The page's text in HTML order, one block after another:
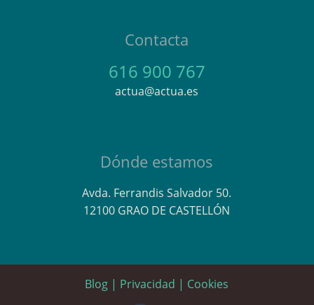
Contacta
616 900 767
actua@actua.es
Dónde estamos
Avda. Ferrandis Salvador 50.
12100 GRAO DE CASTELLÓN
Blog | Privacidad | Cookies